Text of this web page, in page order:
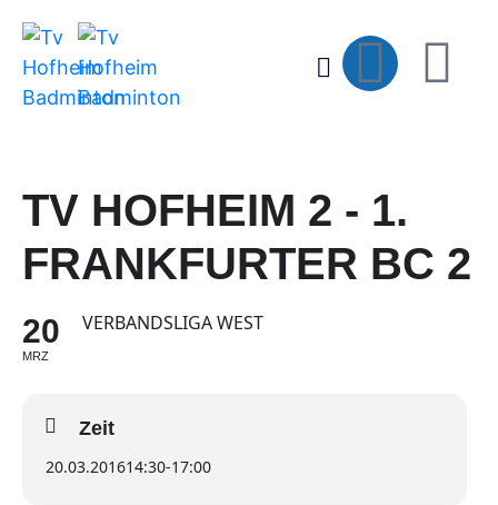
TV HOFHEIM 2 - 1.
FRANKFURTER BC 2
20
MRZ
VERBANDSLIGA WEST
Zeit
20.03.201614:30-17:00